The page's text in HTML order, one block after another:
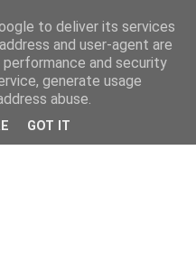
to deliver its services
and user-agent are
and security
generate usage
abuse.
GOT IT